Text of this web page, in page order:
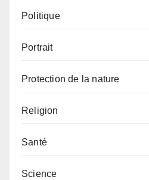
Politique
Portrait
Protection de la nature
Religion
Santé
Science